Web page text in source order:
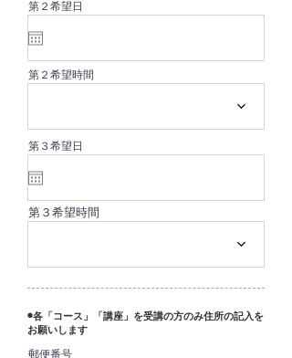
第２希望日
第２希望時間
第３希望日
第３希望時間
◉各「コース」「講座」を受講の方のみ住所の記入を
お願いします
郵便番号